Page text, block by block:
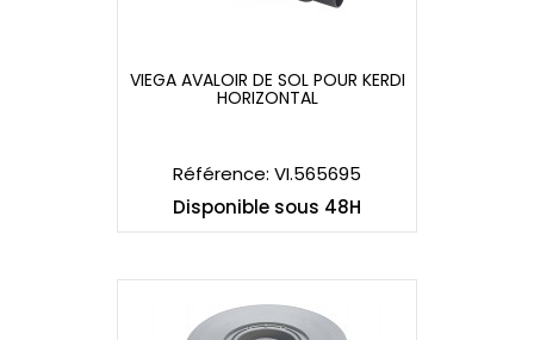
VIEGA AVALOIR DE SOL POUR KERDI
HORIZONTAL
Référence: VI.565695
Disponible sous 48H